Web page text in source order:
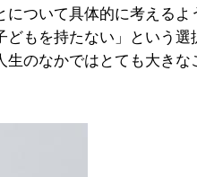
ついて具体的に考えるよ
もを持たない」という選
のなかではとても大きな